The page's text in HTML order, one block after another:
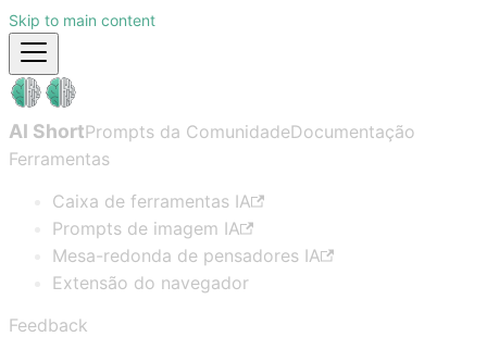
Skip to main content
AI ShortPrompts da ComunidadeDocumentação
Ferramentas
Caixa de ferramentas IA
Prompts de imagem IA
Mesa-redonda de pensadores IA
Extensão do navegador
Feedback